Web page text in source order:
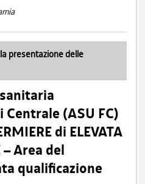
presentazione delle
(ASU FC)
di ELEVATA
Area del
qualificazione